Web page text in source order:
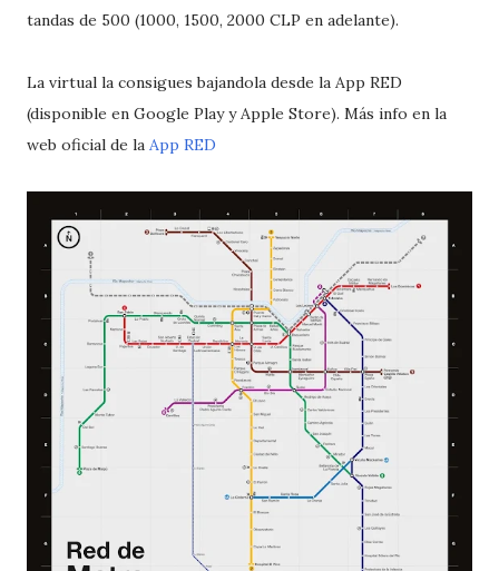
tandas de 500 (1000, 1500, 2000 CLP en adelante).
La virtual la consigues bajandola desde la App RED
(disponible en Google Play y Apple Store). Más info en la
web oficial de la App RED